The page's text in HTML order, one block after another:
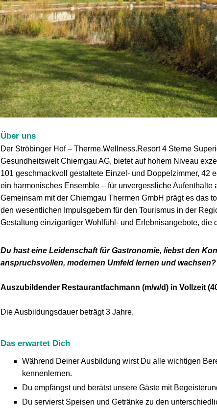
Über uns
Der Ströbinger Hof – Therme.Wellness.Resort 4 Sterne
Gesundheitswelt Chiemgau AG, bietet auf hohem Niveau
101 geschmackvoll gestaltete Einzel- und Doppelzimmer, 42
ein harmonisches Ensemble – für unvergessliche Aufenthalte
Gemeinsam mit der Chiemgau Thermen GmbH prägt es das
den wesentlichen Impulsgebern für den Tourismus in der
Gestaltung einzigartiger Wohlfühl- und Erlebnisangebote, die
Du hast eine Leidenschaft für Gastronomie, liebst den
anspruchsvollen, modernen Umfeld lernen und
Auszubildender Restaurantfachmann (m/w/d) in Vollzeit
Die Ausbildungsdauer beträgt 3 Jahre.
Das erwartet Dich
Während Deiner Ausbildung wirst Du alle wichtigen
kennenlernen.
Du empfängst und berätst unsere Gäste mit
Du servierst Speisen und Getränke zu den